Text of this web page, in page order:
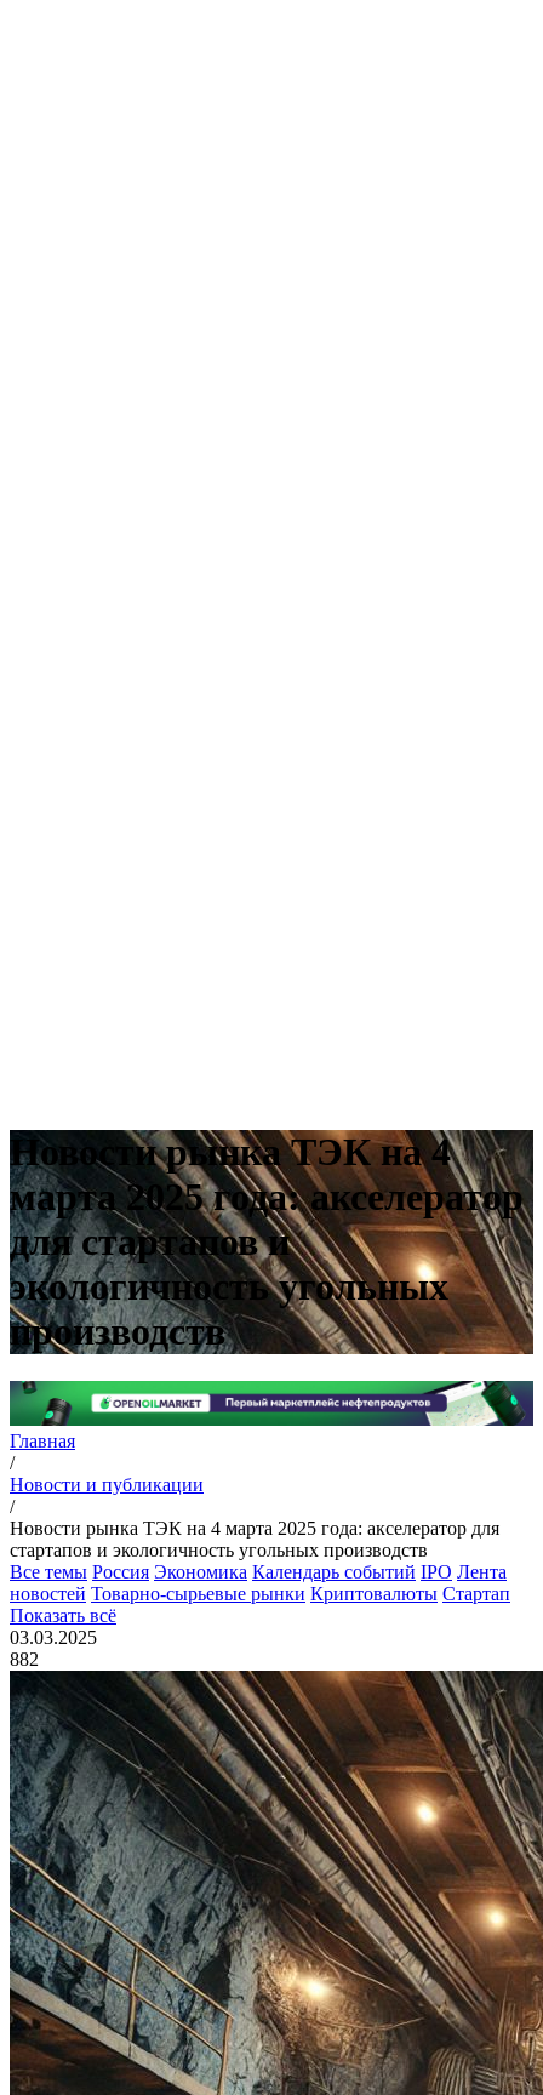
Новости рынка ТЭК на 4
марта 2025 года: акселератор
для стартапов и
экологичность угольных
производств
Главная
/
Новости и публикации
/
Новости рынка ТЭК на 4 марта 2025 года: акселератор для
стартапов и экологичность угольных производств
Все темы Россия Экономика Календарь событий IPO Лента
новостей Товарно-сырьевые рынки Криптовалюты Стартап
Показать всё
03.03.2025
882